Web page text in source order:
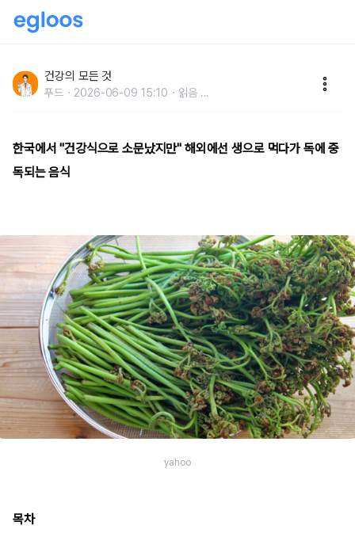
다가 독에 중독되는 음식
건강의 모든 것
푸드 2026-06-09 15:10 읽음 ...
한국에서 "건강식으로 소문났지만" 해외에선 생으로 먹다가 독에 중
독되는 음식
yahoo
목차